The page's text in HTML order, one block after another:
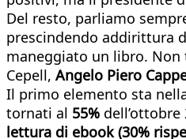
Del resto, parliamo
prescindendo addirittura
maneggiato un libro.
Cepell, Angelo Piero
Il primo elemento sta
tornati al 55%
lettura di ebook (30%